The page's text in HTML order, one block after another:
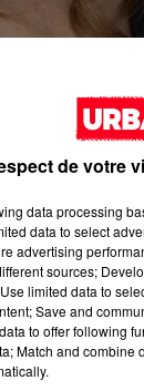
Carla
est la fille d'une
Carla Bruni,
compris celle
en
de votre
data processing
data to select
advertising
sources;
limited data to
Save and
to offer following
Match and